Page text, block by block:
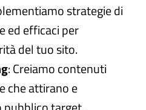
strategie di
ed efficaci per
del tuo sito.
: Creiamo contenuti
che attirano e